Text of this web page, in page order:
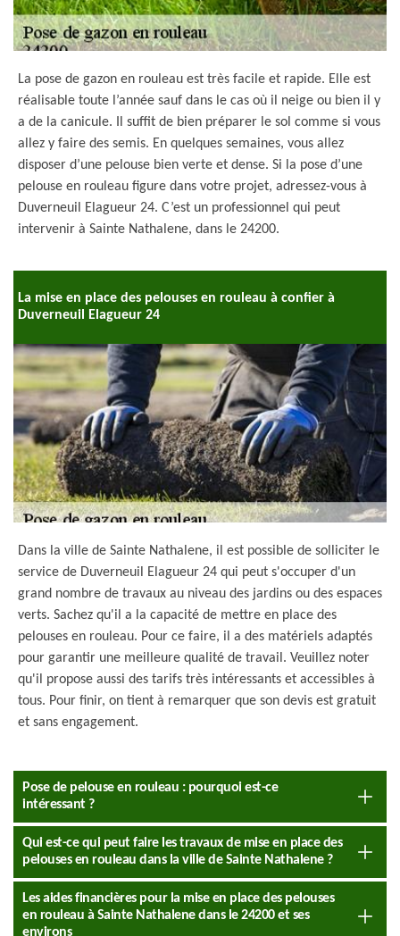
La pose de gazon en rouleau est très facile et rapide. Elle est
réalisable toute l’année sauf dans le cas où il neige ou bien il y
a de la canicule. Il suffit de bien préparer le sol comme si vous
allez y faire des semis. En quelques semaines, vous allez
disposer d’une pelouse bien verte et dense. Si la pose d’une
pelouse en rouleau figure dans votre projet, adressez-vous à
Duverneuil Elagueur 24. C’est un professionnel qui peut
intervenir à Sainte Nathalene, dans le 24200.
La mise en place des pelouses en rouleau à confier à
Duverneuil Elagueur 24
Dans la ville de Sainte Nathalene, il est possible de solliciter le
service de Duverneuil Elagueur 24 qui peut s'occuper d'un
grand nombre de travaux au niveau des jardins ou des espaces
verts. Sachez qu'il a la capacité de mettre en place des
pelouses en rouleau. Pour ce faire, il a des matériels adaptés
pour garantir une meilleure qualité de travail. Veuillez noter
qu'il propose aussi des tarifs très intéressants et accessibles à
tous. Pour finir, on tient à remarquer que son devis est gratuit
et sans engagement.
Pose de pelouse en rouleau : pourquoi est-ce
intéressant ?
Qui est-ce qui peut faire les travaux de mise en place des
pelouses en rouleau dans la ville de Sainte Nathalene ?
Les aides financières pour la mise en place des pelouses
en rouleau à Sainte Nathalene dans le 24200 et ses
environs